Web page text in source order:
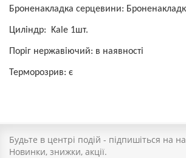
Броненакладка серцевини:
Циліндр: Kale 1шт.
Поріг нержавіючий: в наявності
Терморозрив: є
Будьте в центрі подій - підпишіться на
Новинки, знижки, акції.